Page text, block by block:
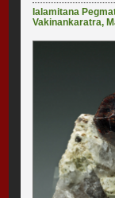
Ialamitana
Vakinankaratra,